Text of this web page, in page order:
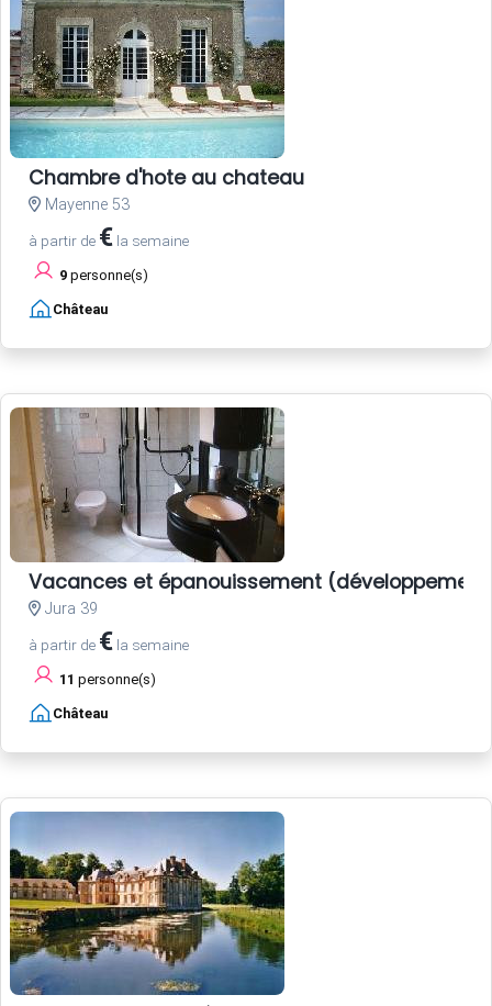
Chambre d'hote au chateau
Mayenne 53
à partir de € la semaine
9 personne(s)
Château
Vacances et épanouissement
Jura 39
à partir de € la semaine
11 personne(s)
Château